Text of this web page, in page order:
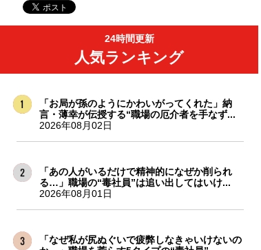
24時間更新
人気ランキング
「お局が孫のようにかわいがってくれた」納
言・薄幸が伝授する“職場の厄介者を手なず...
2026年08月02日
「あの人がいるだけで精神的になぜか削られ
る…」職場の“毒社員”は追い出してはいけ...
2026年08月01日
「なぜ私が尻ぬぐいで疲弊しなきゃいけないの